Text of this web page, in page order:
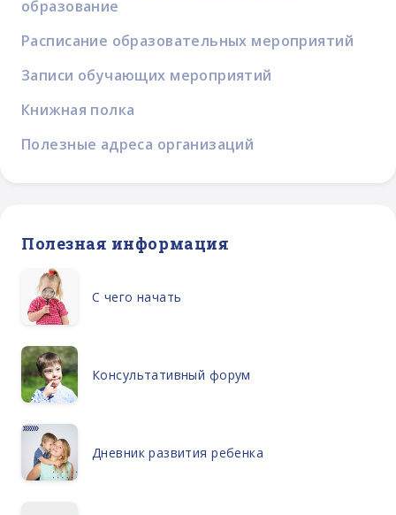
образование
Расписание образовательных мероприятий
Записи обучающих мероприятий
Книжная полка
Полезные адреса организаций
Полезная информация
С чего начать
Консультативный форум
Дневник развития ребенка